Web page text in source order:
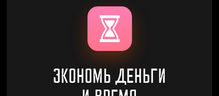
ФИТНЕС-КЛУБОВ В АСТАНЕ